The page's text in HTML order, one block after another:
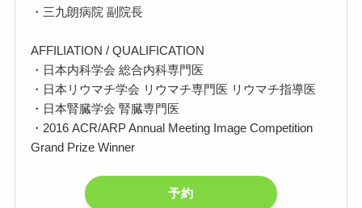
・三九朗病院 副院長
AFFILIATION / QUALIFICATION
・日本内科学会 総合内科専門医
・日本リウマチ学会 リウマチ専門医 リウマチ指導医
・日本腎臓学会 腎臓専門医
・2016 ACR/ARP Annual Meeting Image Competition
Grand Prize Winner
予約